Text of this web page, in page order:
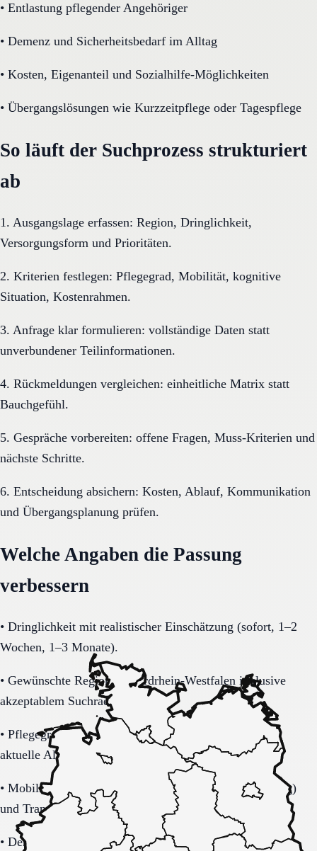
• Entlastung pflegender Angehöriger
• Demenz und Sicherheitsbedarf im Alltag
• Kosten, Eigenanteil und Sozialhilfe-Möglichkeiten
• Übergangslösungen wie Kurzzeitpflege oder Tagespflege
So läuft der Suchprozess strukturiert
ab
1. Ausgangslage erfassen: Region, Dringlichkeit,
Versorgungsform und Prioritäten.
2. Kriterien festlegen: Pflegegrad, Mobilität, kognitive
Situation, Kostenrahmen.
3. Anfrage klar formulieren: vollständige Daten statt
unverbundener Teilinformationen.
4. Rückmeldungen vergleichen: einheitliche Matrix statt
Bauchgefühl.
5. Gespräche vorbereiten: offene Fragen, Muss-Kriterien und
nächste Schritte.
6. Entscheidung absichern: Kosten, Ablauf, Kommunikation
und Übergangsplanung prüfen.
Welche Angaben die Passung
verbessern
• Dringlichkeit mit realistischer Einschätzung (sofort, 1–2
Wochen, 1–3 Monate).
• Gewünschte Region in Nordrhein-Westfalen inklusive
akzeptablem Suchradius.
• Pflegegrad-Status (vorhanden, beantragt, unklar) und
aktuelle Alltagsbelastung.
• Mobilität (selbstständig, Rollator, Rollstuhl, bettlägerig)
und Transferbedarf.
• Demenzbezogene Anforderungen (ja, nein, unklar) mit